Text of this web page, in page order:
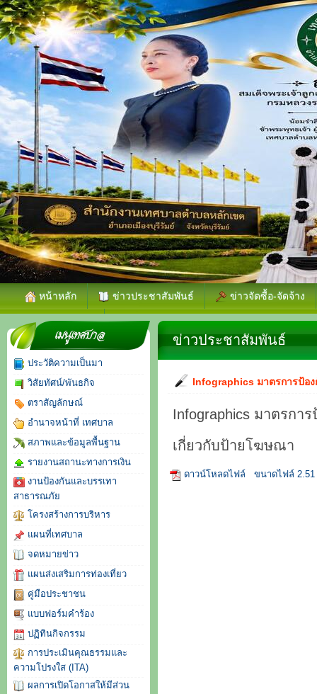
หน้าหลัก ข่าวประชาสัมพันธ์ ข่าวจัดซื้อ-จัดจ้าง
จดหมายข่าว
ประวัติความเป็นมา
วิสัยทัศน์/พันธกิจ
ตราสัญลักษณ์
อำนาจหน้าที่ เทศบาล
สภาพและข้อมูลพื้นฐาน
รายงานสถานะทางการเงิน
งานป้องกันและบรรเทา
สาธารณภัย
โครงสร้างการบริหาร
แผนที่เทศบาล
จดหมายข่าว
แผนส่งเสริมการท่องเที่ยว
คู่มือประชาชน
แบบฟอร์มคำร้อง
ปฏิทินกิจกรรม
การประเมินคุณธรรมและ
ความโปรงใส (ITA)
ผลการเปิดโอกาสให้มีส่วน
ข่าวประชาสัมพันธ์
Infographics มาตรการป้อ
Infographics มาตรกา
เกี่ยวกับป้ายโฆษณา
ดาวน์โหลดไฟล์ ขนาดไฟล์ 2.51